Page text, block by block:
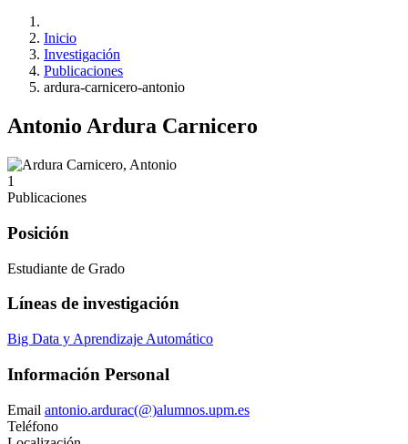
Inicio
Investigación
Publicaciones
ardura-carnicero-antonio
Antonio Ardura Carnicero
1
Publicaciones
Posición
Estudiante de Grado
Líneas de investigación
Big Data y Aprendizaje Automático
Información Personal
Email antonio.ardurac(@)alumnos.upm.es
Teléfono